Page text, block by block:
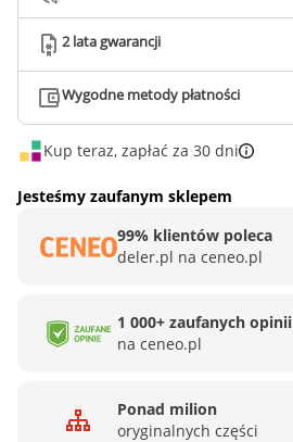
2 lata gwarancji
Wygodne metody płatności
Kup teraz, zapłać za 30 dni
Jesteśmy zaufanym sklepem
99% klientów poleca
deler.pl na ceneo.pl
1 000+ zaufanych opinii
na ceneo.pl
Ponad milion
oryginalnych części